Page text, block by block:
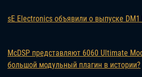
sE Electronics объявили о выпуске DM1
McDSP представляют 6060 Ultimate
большой модульный плагин в истории?